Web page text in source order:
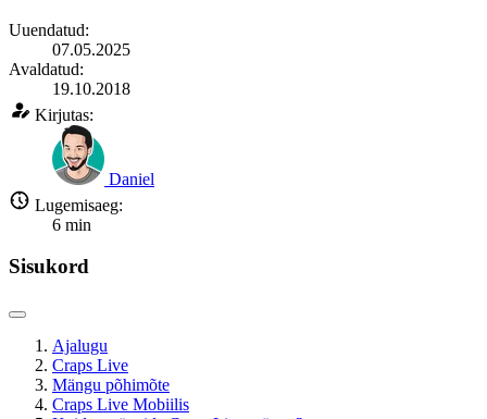
Uuendatud:
07.05.2025
Avaldatud:
19.10.2018
Kirjutas:
Daniel
Lugemisaeg:
6 min
Sisukord
Ajalugu
Craps Live
Mängu põhimõte
Craps Live Mobiilis